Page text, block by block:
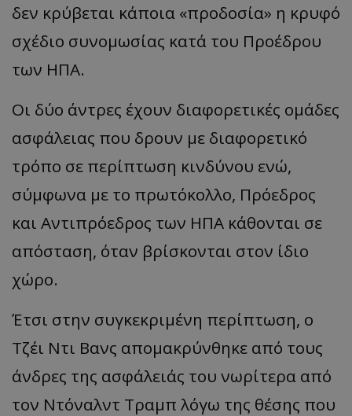
δεν κρύβεται κάποια «προδοσία» η κρυφό
σχέδιο συνομωσίας κατά του Προέδρου
των ΗΠΑ.
Οι δύο άντρες έχουν διαφορετικές ομάδες
ασφάλειας που δρουν με διαφορετικό
τρόπο σε περίπτωση κινδύνου ενώ,
σύμφωνα με το πρωτόκολλο, Πρόεδρος
και Αντιπρόεδρος των ΗΠΑ κάθονται σε
απόσταση, όταν βρίσκονται στον ίδιο
χώρο.
Έτσι στην συγκεκριμένη περίπτωση, ο
Τζέι Ντι Βανς απομακρύνθηκε από τους
άνδρες της ασφάλειάς του νωρίτερα από
τον Ντόναλντ Τραμπ λόγω της θέσης που